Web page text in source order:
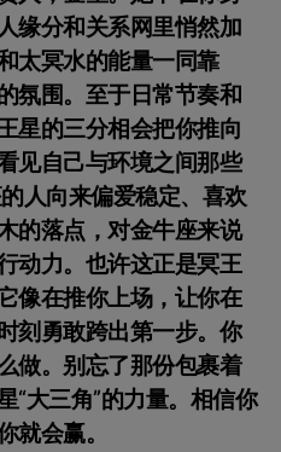
缘分和关系网里悄然加
太冥水的能量一同靠
氛围。至于日常节奏和
星的三分相会把你推向
见自己与环境之间那些
人向来偏爱稳定、喜欢
的落点，对金牛座来说
动力。也许这正是冥王
像在推你上场，让你在
刻勇敢跨出第一步。你
做。别忘了那份包裹着
“大三角”的力量。相信你
就会赢。